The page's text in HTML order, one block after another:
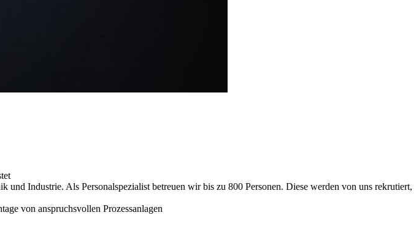
Industrie. Als Personalspezialist betreuen wir bis zu 800 Personen. Diese werden von uns rekrutiert,
von anspruchsvollen Prozessanlagen